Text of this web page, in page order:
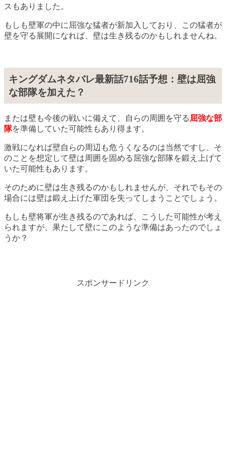
スもありました。
もしも壁軍の中に屈強な猛者が新加入しており、この猛者が
壁を守る展開になれば、壁は生き残るのかもしれませんね。
キングダムネタバレ最新話716話予想：壁は屈強
な部隊を加えた？
または壁も今後の戦いに備えて、自らの周囲を守る 屈強な部
隊を準備していた可能性もあり得ます。
激戦になれば壁自らの周辺も危うくなるのは当然ですし、そ
のことを想定して壁は周囲を固める屈強な部隊を鍛え上げて
いた可能性もあります。
そのために壁は生き残るのかもしれませんが、それでもその
場合には壁は鍛え上げた軍団を失ってしまうことでしょう。
もしも壁将軍が生き残るのであれば、こうした可能性が考え
られますが、果たして壁にこのような準備はあったのでしょ
うか？
スポンサードリンク